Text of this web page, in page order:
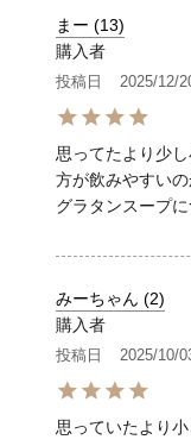
まー 13
購入者
投稿日 2025/12/
思ってたより少
方が飲みやすいの
グラタンスープ
みーちゃん 2
購入者
投稿日 2025/10/
思っていたより